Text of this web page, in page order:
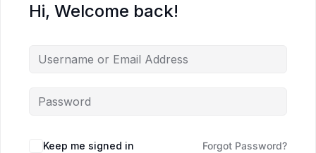
Hi, Welcome back!
Keep me signed in Forgot Password?